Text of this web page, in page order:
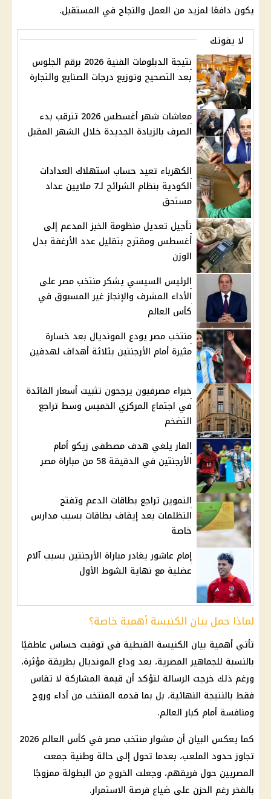
يكون دافعًا لمزيد من العمل والنجاح في المستقبل.
لا يفوتك
نتيجة الدبلومات الفنية 2026 برقم الجلوس
بعد التصحيح وتوزيع درجات الصنايع والتجارة
معاشات شهر أغسطس 2026 تترقب بدء
الصرف بالزيادة الجديدة خلال الشهر المقبل
الكهرباء تعيد حساب استهلاك العدادات
الكودية بنظام الشرائح لـ7 ملايين عداد
مستحق
تأجيل تعديل منظومة الخبز المدعم إلى
أغسطس ومقترح بتقليل عدد الأرغفة بدل
الوزن
الرئيس السيسي يشكر منتخب مصر على
الأداء المشرف والإنجاز غير المسبوق في
كأس العالم
منتخب مصر يودع المونديال بعد خسارة
مثيرة أمام الأرجنتين بثلاثة أهداف لهدفين
خبراء مصرفيون يرجحون تثبيت أسعار الفائدة
في اجتماع المركزي الخميس وسط تراجع
التضخم
الفار يلغي هدف مصطفى زيكو أمام
الأرجنتين في الدقيقة 58 من مباراة مصر
التموين تراجع بطاقات الدعم وتفتح
التظلمات بعد إيقاف بطاقات بسبب مدارس
خاصة
إمام عاشور يغادر مباراة الأرجنتين بسبب آلام
عضلية مع نهاية الشوط الأول
لماذا حمل بيان الكنيسة أهمية خاصة؟
تأتي أهمية بيان الكنيسة القبطية في توقيت حساس عاطفيًا
بالنسبة للجماهير المصرية، بعد وداع المونديال بطريقة مؤثرة،
ورغم ذلك خرجت الرسالة لتؤكد أن قيمة المشاركة لا تقاس
فقط بالنتيجة النهائية، بل بما قدمه المنتخب من أداء وروح
ومنافسة أمام كبار العالم.
كما يعكس البيان أن مشوارمنتخب مصر في كأس العالم 2026
تجاوز حدود الملعب، بعدما تحول إلى حالة وطنية جمعت
المصريين حول فريقهم، وجعلت الخروج من البطولة ممزوجًا
بالفخر رغم الحزن على ضياع فرصة الاستمرار.